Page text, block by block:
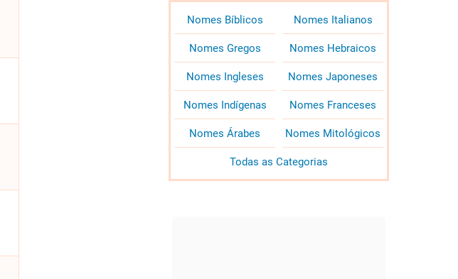
Nomes Bíblicos Nomes Italianos
Nomes Gregos Nomes Hebraicos
Nomes Ingleses Nomes Japoneses
Nomes Indígenas Nomes Franceses
Nomes Árabes Nomes Mitológicos
Todas as Categorias